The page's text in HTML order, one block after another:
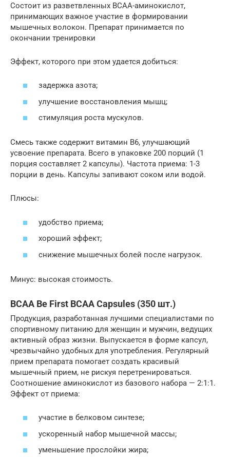
Состоит из разветвленных BCAA-аминокислот,
принимающих важное участие в формировании
мышечных волокон. Препарат принимается по
окончании тренировки
Эффект, которого при этом удается добиться:
задержка азота;
улучшение восстановления мышц;
стимуляция роста мускулов.
Смесь также содержит витамин В6, улучшающий
усвоение препарата. Всего в упаковке 200 порций (1
порция составляет 2 капсулы). Частота приема: 1-3
порции в день. Капсулы запивают соком или водой.
Плюсы:
удобство приема;
хороший эффект;
снижение мышечных болей после нагрузок.
Минус: высокая стоимость.
BCAA Be First BCAA Capsules (350 шт.)
Продукция, разработанная лучшими специалистами по
спортивному питанию для женщин и мужчин, ведущих
активный образ жизни. Выпускается в форме капсул,
чрезвычайно удобных для употребления. Регулярный
прием препарата помогает создать красивый
мышечный прием, не рискуя перетренироваться.
Соотношение аминокислот из базового набора — 2:1:1.
Эффект от приема:
участие в белковом синтезе;
ускоренный набор мышечной массы;
уменьшение прослойки жира;